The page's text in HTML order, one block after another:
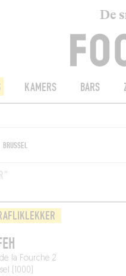
De
KAMERS BARS
la Fourche 2
(1000)